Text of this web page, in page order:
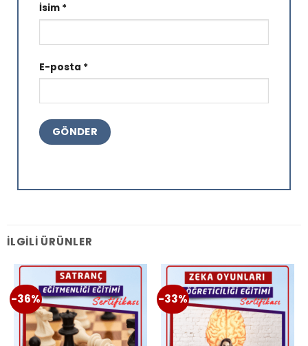
İsim *
E-posta *
İLGILI ÜRÜNLER
-36% -33%